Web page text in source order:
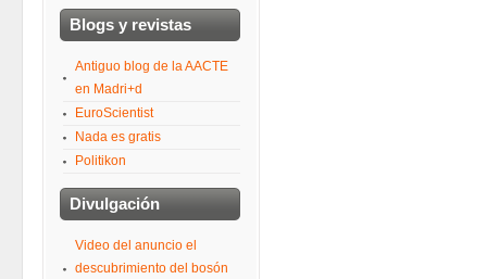
Blogs y revistas
Antiguo blog de la AACTE
en Madri+d
EuroScientist
Nada es gratis
Politikon
Divulgación
Video del anuncio el
descubrimiento del bosón